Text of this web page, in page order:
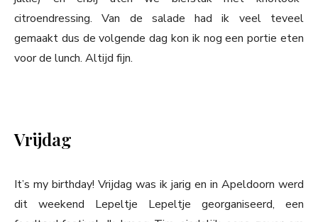
citroendressing. Van de salade had ik veel teveel
gemaakt dus de volgende dag kon ik nog een portie eten
voor de lunch. Altijd fijn.
Vrijdag
It’s my birthday! Vrijdag was ik jarig en in Apeldoorn werd
dit weekend Lepeltje Lepeltje georganiseerd, een